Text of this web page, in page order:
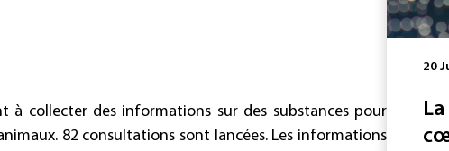
à collecter des informations sur des substances pour
82 consultations sont lancées. Les informations
20